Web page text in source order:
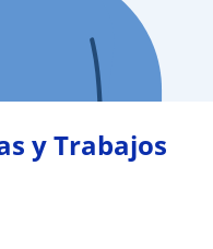
y Trabajos